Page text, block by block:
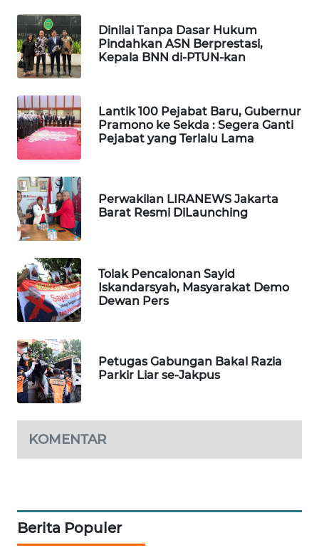
Dinilai Tanpa Dasar Hukum
Pindahkan ASN Berprestasi,
Kepala BNN di-PTUN-kan
Lantik 100 Pejabat Baru, Gubernur
Pramono ke Sekda : Segera Ganti
Pejabat yang Terlalu Lama
Perwakilan LIRANEWS Jakarta
Barat Resmi DiLaunching
Tolak Pencalonan Sayid
Iskandarsyah, Masyarakat Demo
Dewan Pers
Petugas Gabungan Bakal Razia
Parkir Liar se-Jakpus
KOMENTAR
Berita Populer
WN
CIANJUR
KEPULAUAN
SERIBU
WN
WN
BINJAI
WN
CIREBON
WN
WN
KUNINGAN
WN
MAJALENGKA
WN
SUKABUMI